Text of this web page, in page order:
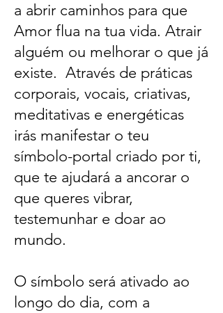
a abrir caminhos para que
Amor flua na tua vida. Atrair
alguém ou melhorar o que já
existe. Através de práticas
corporais, vocais, criativas,
meditativas e energéticas
irás manifestar o teu
símbolo-portal criado por ti,
que te ajudará a ancorar o
que queres vibrar,
testemunhar e doar ao
mundo.
O símbolo será ativado ao
longo do dia, com a